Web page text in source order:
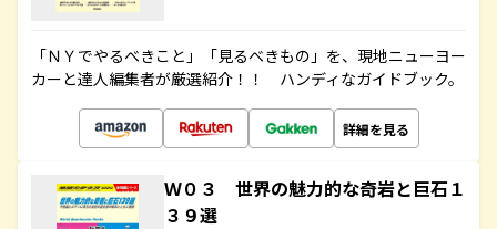
「ＮＹでやるべきこと」「見るべきもの」を、現地ニューヨー
カーと達人編集者が厳選紹介！！ ハンディなガイドブック。
詳細を見る
Ｗ０３ 世界の魅力的な奇岩と巨石１
３９選